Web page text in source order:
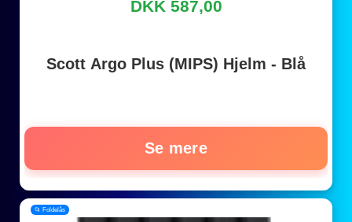
DKK 587,00
Scott Argo Plus (MIPS) Hjelm - Blå
Se mere
📂 Foldelås